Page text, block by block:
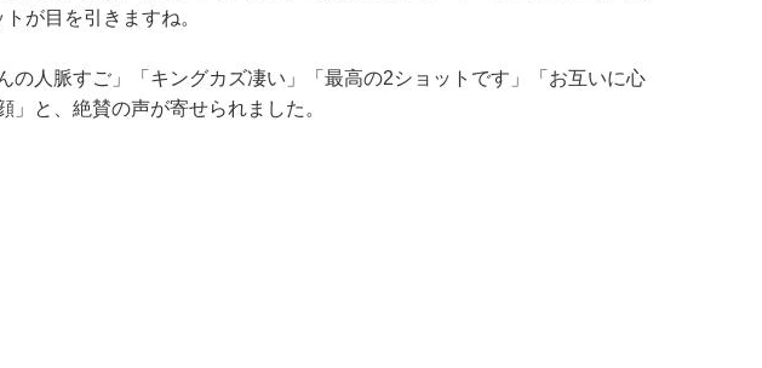
が目を引きますね。
の人脈すご」「キングカズ凄い」「最高の2ショットです」「お互いに心
と、絶賛の声が寄せられました。